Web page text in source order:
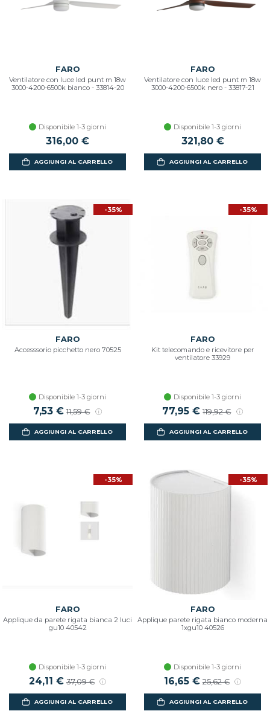
FARO
Ventilatore con luce led punt m 18w
3000-4200-6500k bianco - 33814-20
Disponibile 1-3 giorni
316,00 €
AGGIUNGI AL CARRELLO
FARO
Ventilatore con luce led punt m 18w
3000-4200-6500k nero - 33817-21
Disponibile 1-3 giorni
321,80 €
AGGIUNGI AL CARRELLO
-35%
FARO
Accesssorio picchetto nero 70525
Disponibile 1-3 giorni
Prezzo scontato
7,53 € Prezzo di listino
11,59 €
AGGIUNGI AL CARRELLO
-35%
FARO
Kit telecomando e ricevitore per
ventilatore 33929
Disponibile 1-3 giorni
Prezzo scontato
77,95 € Prezzo di listino
119,92 €
AGGIUNGI AL CARRELLO
-35%
FARO
Applique da parete rigata bianca 2 luci
gu10 40542
Disponibile 1-3 giorni
Prezzo scontato
24,11 € Prezzo di listino
37,09 €
AGGIUNGI AL CARRELLO
-35%
FARO
Applique parete rigata bianco moderna
1xgu10 40526
Disponibile 1-3 giorni
Prezzo scontato
16,65 € Prezzo di listino
25,62 €
AGGIUNGI AL CARRELLO